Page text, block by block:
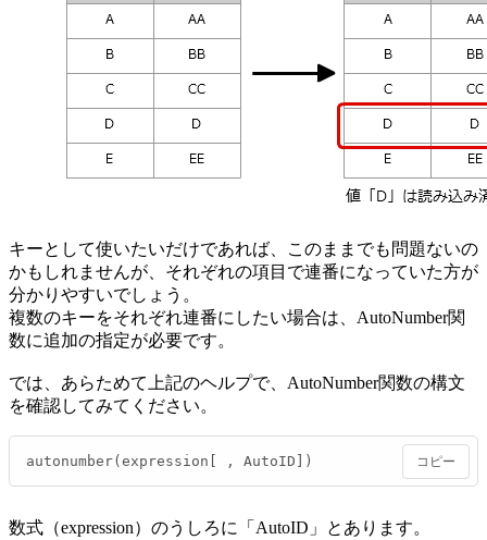
キーとして使いたいだけであれば、このままでも問題ないの
かもしれませんが、それぞれの項目で連番になっていた方が
分かりやすいでしょう。
複数のキーをそれぞれ連番にしたい場合は、AutoNumber関
数に追加の指定が必要です。
では、あらためて上記のヘルプで、AutoNumber関数の構文
を確認してみてください。
autonumber(expression[ , AutoID]) コピー
数式（expression）のうしろに「AutoID」とあります。